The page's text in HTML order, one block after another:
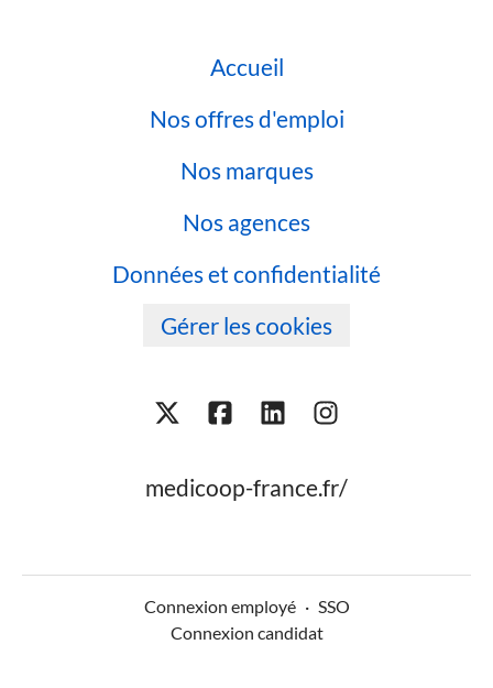
Accueil
Nos offres d'emploi
Nos marques
Nos agences
Données et confidentialité
Gérer les cookies
medicoop-france.fr/
Connexion employé · SSO
Connexion candidat